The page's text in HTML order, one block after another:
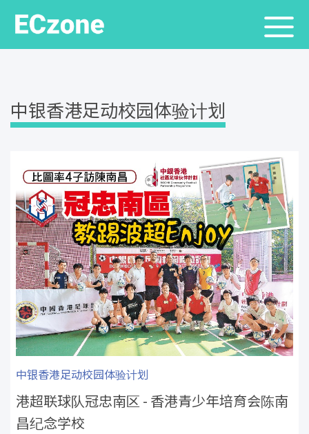
中银香港足动校园体验计划
中银香港足动校园体验计划
港超联球队冠忠南区 - 香港青少年培育会陈南
昌纪念学校